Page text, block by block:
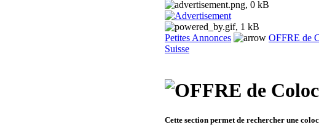
Petites Annonces
OFFRE de
Suisse
Cette section permet de rechercher une